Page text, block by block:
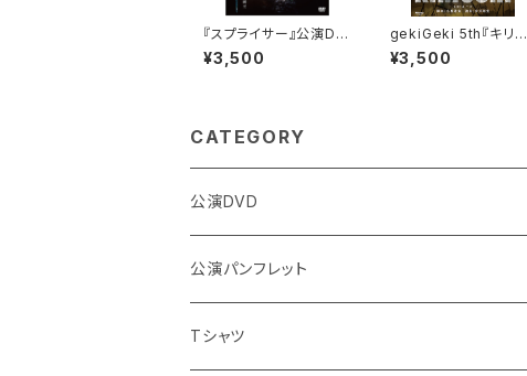
『スプライサー』公演DV
D
¥3,500
gekiGeki 5th『キリウ
シ』Blu-ray
¥3,500
CATEGORY
公演DVD
公演パンフレット
Tシャツ